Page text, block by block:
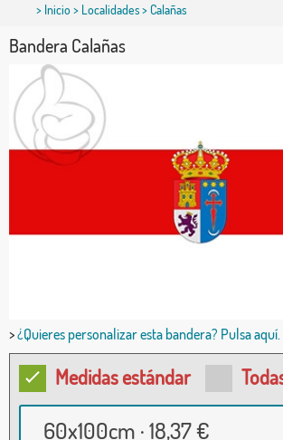
> Inicio> Localidades> Calañas
Bandera Calañas
>¿Quieres personalizar esta bandera? Pulsa aquí.
Medidas estándar
60x100cm · 18,37 €